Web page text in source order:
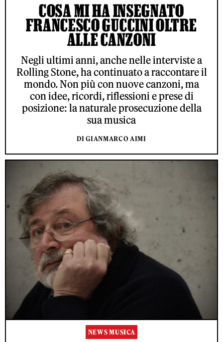
COSA MI HA INSEGNATO
FRANCESCO GUCCINI OLTRE
ALLE CANZONI
Negli ultimi anni, anche nelle interviste a
Rolling Stone, ha continuato a raccontare il
mondo. Non più con nuove canzoni, ma
con idee, ricordi, riflessioni e prese di
posizione: la naturale prosecuzione della
sua musica
DI GIANMARCO AIMI
NEWS MUSICA